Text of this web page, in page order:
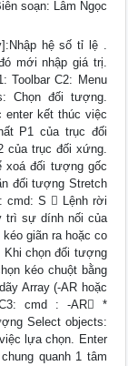
soạn: Lâm Ngọc
hệ số tỉ lệ .
mới nhập giá trị.
Toolbar C2: Menu
Chọn đối tượng.
enter kết thúc việc
P1 của trục đối
của trục đối xứng.
xoá đối tượng gốc
đối tượng Stretch
cmd: S  Lệnh rời
trì sự dính nối của
giãn ra hoặc co
Khi chọn đối tượng
kéo chuột bằng
Array (-AR hoặc
C3: cmd : -AR *
Select objects:
lựa chọn. Enter
quanh 1 tâm